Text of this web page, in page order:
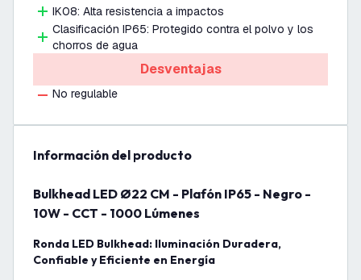
IK08: Alta resistencia a impactos
Clasificación IP65: Protegido contra el polvo y los
chorros de agua
Desventajas
No regulable
información del producto
Bulkhead LED Ø22 CM - Plafón IP65 - Negro -
10W - CCT - 1000 Lúmenes
Ronda LED Bulkhead: Iluminación Duradera,
Confiable y Eficiente en Energía